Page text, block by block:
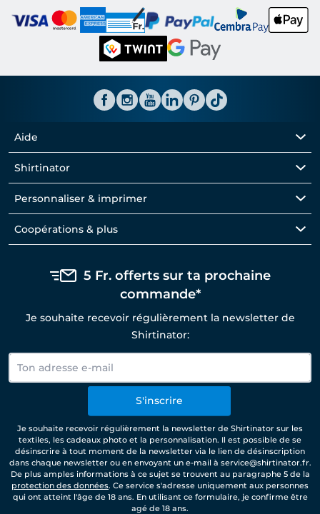
Aide
Shirtinator
Personnaliser & imprimer
Coopérations & plus
5 Fr. offerts sur ta prochaine
commande*
Je souhaite recevoir régulièrement la newsletter de
Shirtinator:
S'inscrire
Je souhaite recevoir régulièrement la newsletter de Shirtinator sur les
textiles, les cadeaux photo et la personnalisation. Il est possible de se
désinscrire à tout moment de la newsletter via le lien de désinscription
dans chaque newsletter ou en envoyant un e-mail à service@shirtinator.fr.
De plus amples informations à ce sujet se trouvent au paragraphe 5 de la
protection des données. Ce service s'adresse uniquement aux personnes
qui ont atteint l'âge de 18 ans. En utilisant ce formulaire, je confirme être
agé de 18 ans.